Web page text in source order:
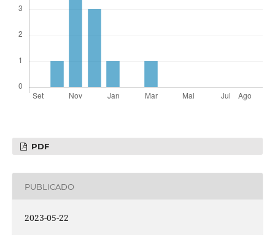
PDF
PUBLICADO
2023-05-22